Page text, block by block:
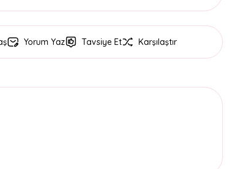
Yorum Yaz Tavsiye Et Karşılaştır